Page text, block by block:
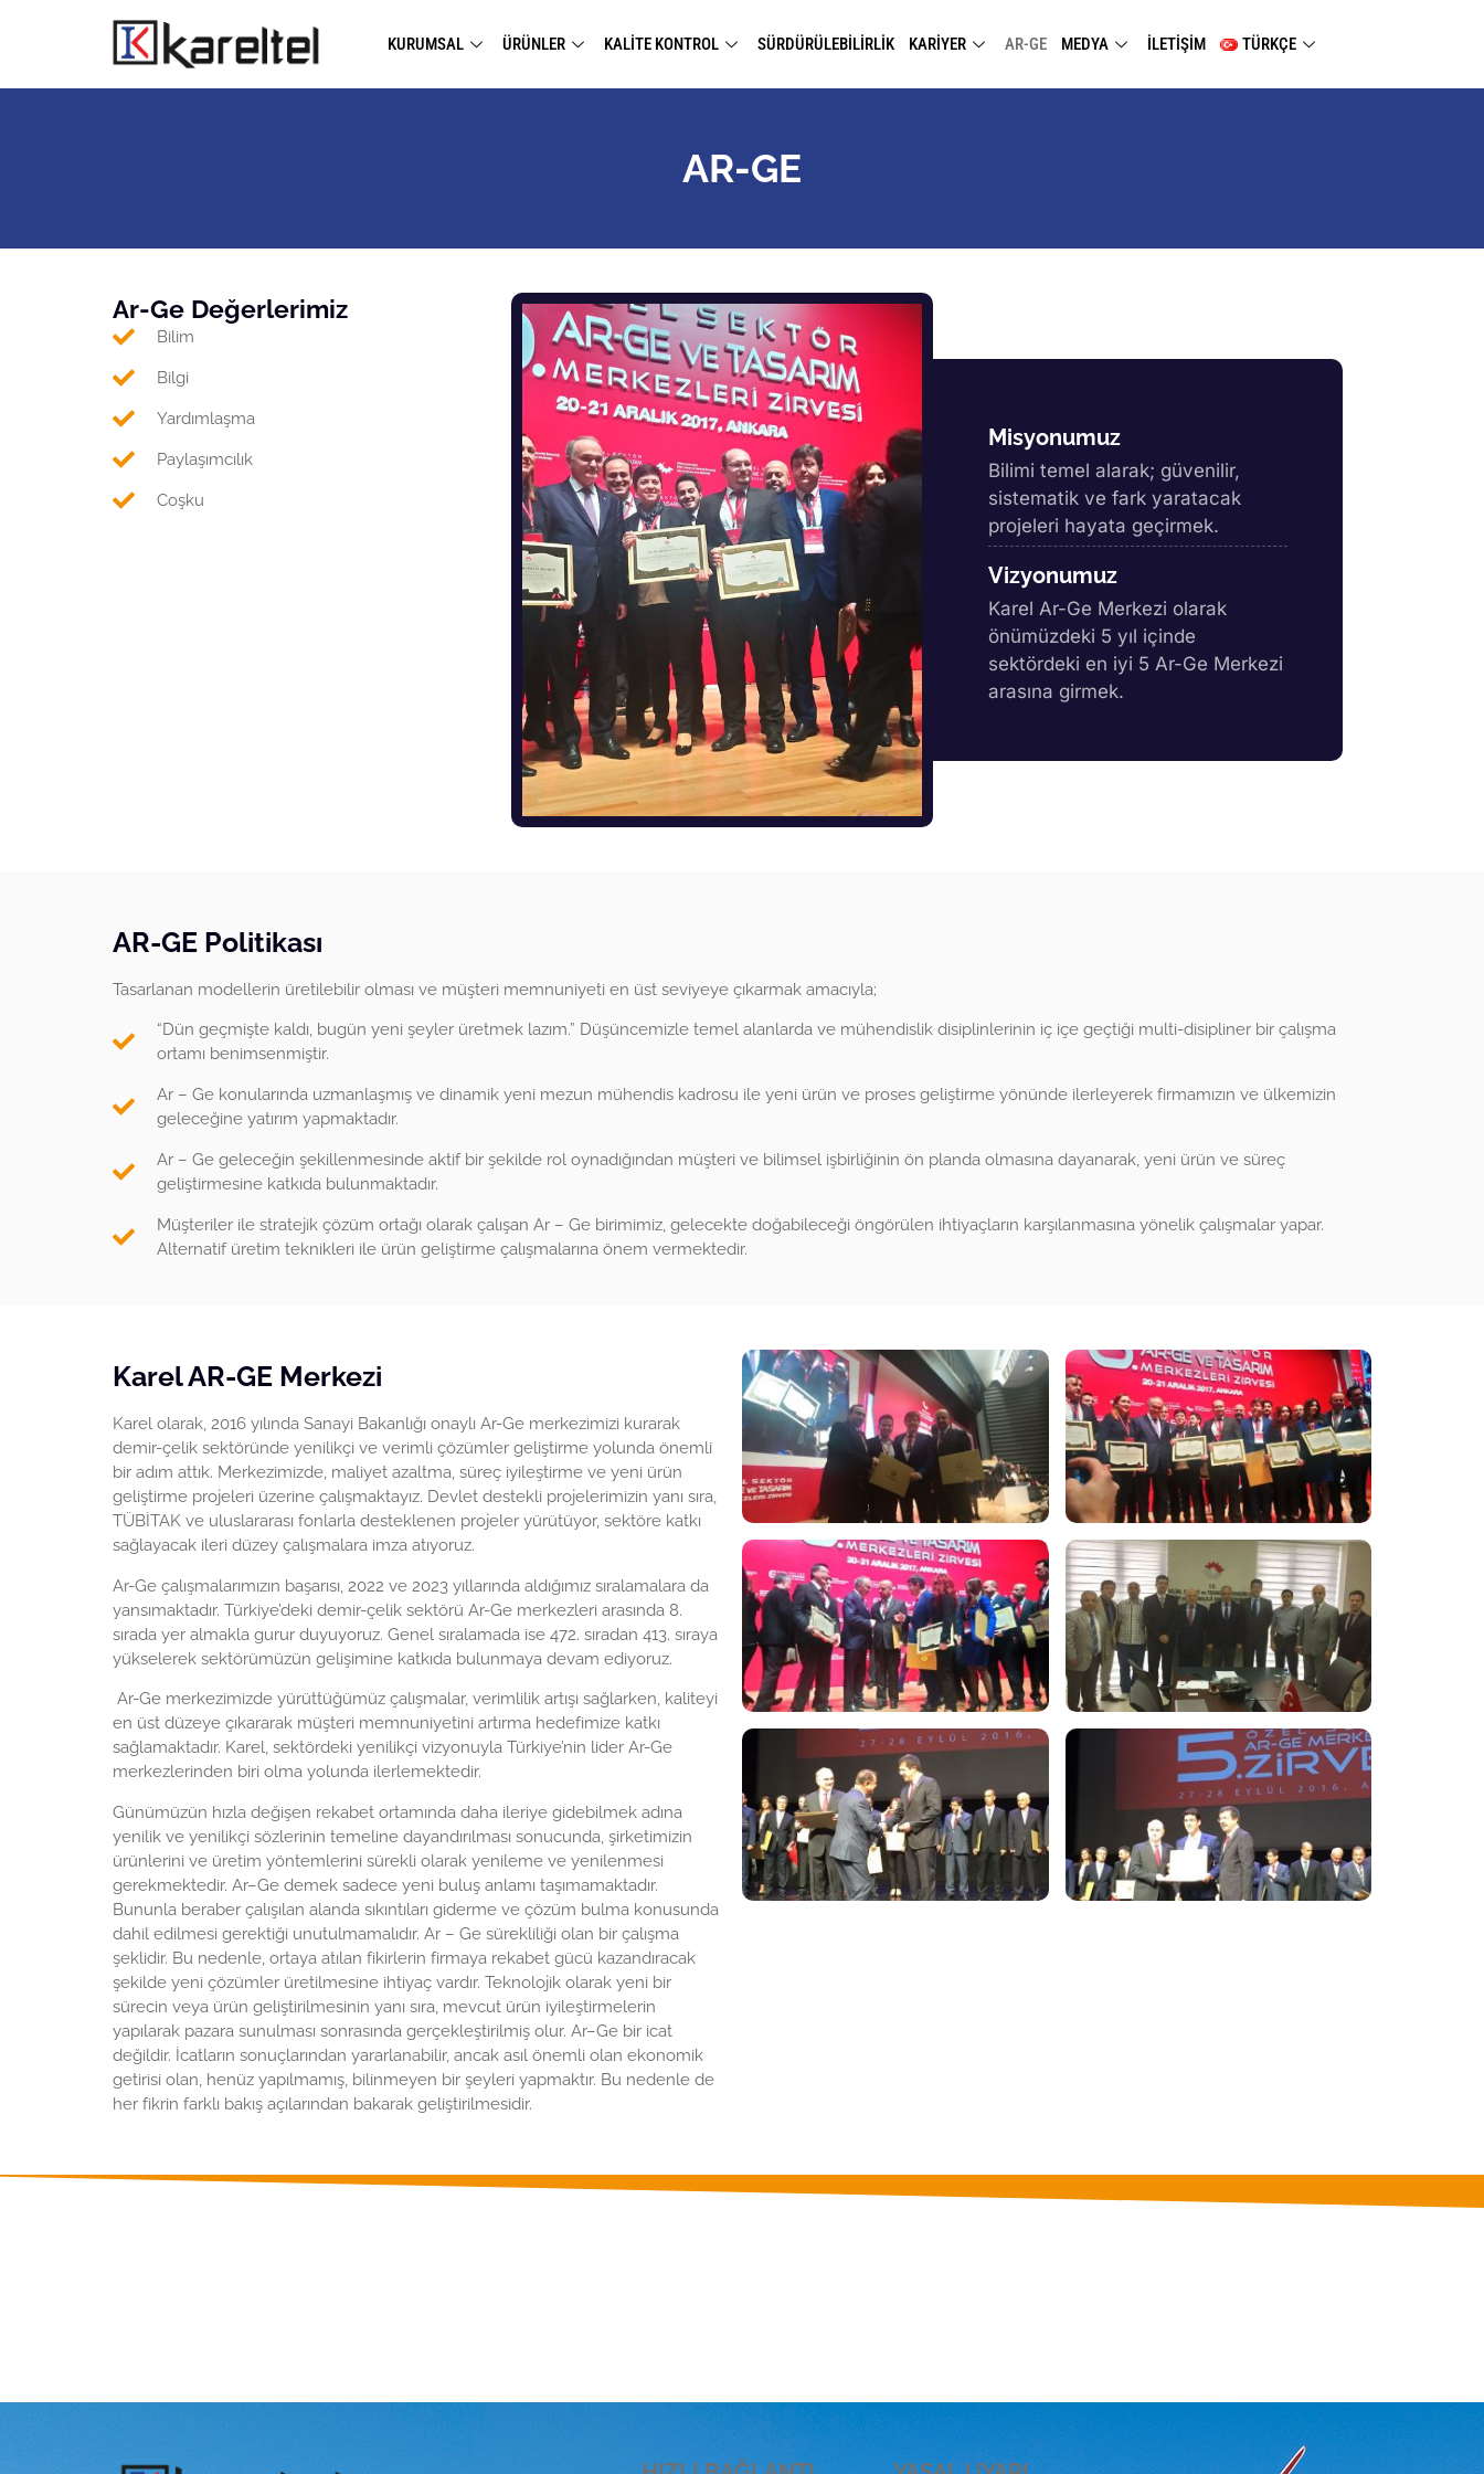
KURUMSAL ÜRÜNLER KALİTE KONTROL SÜRDÜRÜLEBİLİRLİK KARİYER AR-GE MEDYA İLETİŞİM TÜRKÇE
AR-GE
Ar-Ge Değerlerimiz
Bilim
Bilgi
Yardımlaşma
Paylaşımcılık
Coşku
Misyonumuz
Bilimi temel alarak; güvenilir,
sistematik ve fark yaratacak
projeleri hayata geçirmek.
Vizyonumuz
Karel Ar-Ge Merkezi olarak
önümüzdeki 5 yıl içinde
sektördeki en iyi 5 Ar-Ge Merkezi
arasına girmek.
AR-GE Politikası
Tasarlanan modellerin üretilebilir olması ve müşteri memnuniyeti en üst seviyeye çıkarmak amacıyla;
“Dün geçmişte kaldı, bugün yeni şeyler üretmek lazım.” Düşüncemizle temel alanlarda ve mühendislik disiplinlerinin iç içe geçtiği multi-disipliner bir çalışma
ortamı benimsenmiştir.
Ar – Ge konularında uzmanlaşmış ve dinamik yeni mezun mühendis kadrosu ile yeni ürün ve proses geliştirme yönünde ilerleyerek firmamızın ve ülkemizin
geleceğine yatırım yapmaktadır.
Ar – Ge geleceğin şekillenmesinde aktif bir şekilde rol oynadığından müşteri ve bilimsel işbirliğinin ön planda olmasına dayanarak, yeni ürün ve süreç
geliştirmesine katkıda bulunmaktadır.
Müşteriler ile stratejik çözüm ortağı olarak çalışan Ar – Ge birimimiz, gelecekte doğabileceği öngörülen ihtiyaçların karşılanmasına yönelik çalışmalar yapar.
Alternatif üretim teknikleri ile ürün geliştirme çalışmalarına önem vermektedir.
Karel AR-GE Merkezi
Karel olarak, 2016 yılında Sanayi Bakanlığı onaylı Ar-Ge merkezimizi kurarak
demir-çelik sektöründe yenilikçi ve verimli çözümler geliştirme yolunda önemli
bir adım attık. Merkezimizde, maliyet azaltma, süreç iyileştirme ve yeni ürün
geliştirme projeleri üzerine çalışmaktayız. Devlet destekli projelerimizin yanı sıra,
TÜBİTAK ve uluslararası fonlarla desteklenen projeler yürütüyor, sektöre katkı
sağlayacak ileri düzey çalışmalara imza atıyoruz.
Ar-Ge çalışmalarımızın başarısı, 2022 ve 2023 yıllarında aldığımız sıralamalara da
yansımaktadır. Türkiye’deki demir-çelik sektörü Ar-Ge merkezleri arasında 8.
sırada yer almakla gurur duyuyoruz. Genel sıralamada ise 472. sıradan 413. sıraya
yükselerek sektörümüzün gelişimine katkıda bulunmaya devam ediyoruz.
Ar-Ge merkezimizde yürüttüğümüz çalışmalar, verimlilik artışı sağlarken, kaliteyi
en üst düzeye çıkararak müşteri memnuniyetini artırma hedefimize katkı
sağlamaktadır. Karel, sektördeki yenilikçi vizyonuyla Türkiye’nin lider Ar-Ge
merkezlerinden biri olma yolunda ilerlemektedir.
Günümüzün hızla değişen rekabet ortamında daha ileriye gidebilmek adına
yenilik ve yenilikçi sözlerinin temeline dayandırılması sonucunda, şirketimizin
ürünlerini ve üretim yöntemlerini sürekli olarak yenileme ve yenilenmesi
gerekmektedir. Ar–Ge demek sadece yeni buluş anlamı taşımamaktadır.
Bununla beraber çalışılan alanda sıkıntıları giderme ve çözüm bulma konusunda
dahil edilmesi gerektiği unutulmamalıdır. Ar – Ge sürekliliği olan bir çalışma
şeklidir. Bu nedenle, ortaya atılan fikirlerin firmaya rekabet gücü kazandıracak
şekilde yeni çözümler üretilmesine ihtiyaç vardır. Teknolojik olarak yeni bir
sürecin veya ürün geliştirilmesinin yanı sıra, mevcut ürün iyileştirmelerin
yapılarak pazara sunulması sonrasında gerçekleştirilmiş olur. Ar–Ge bir icat
değildir. İcatların sonuçlarından yararlanabilir, ancak asıl önemli olan ekonomik
getirisi olan, henüz yapılmamış, bilinmeyen bir şeyleri yapmaktır. Bu nedenle de
her fikrin farklı bakış açılarından bakarak geliştirilmesidir.